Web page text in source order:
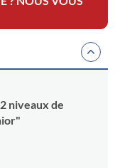
niveaux de